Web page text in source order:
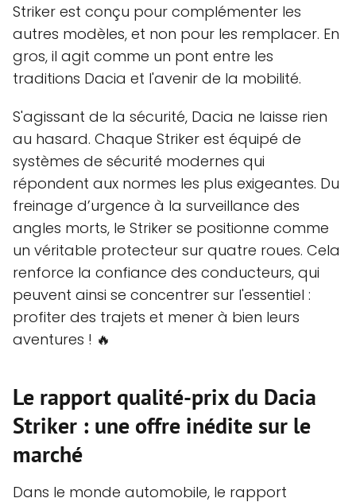
Striker est conçu pour complémenter les
autres modèles, et non pour les remplacer. En
gros, il agit comme un pont entre les
traditions Dacia et l'avenir de la mobilité.
S'agissant de la sécurité, Dacia ne laisse rien
au hasard. Chaque Striker est équipé de
systèmes de sécurité modernes qui
répondent aux normes les plus exigeantes. Du
freinage d’urgence à la surveillance des
angles morts, le Striker se positionne comme
un véritable protecteur sur quatre roues. Cela
renforce la confiance des conducteurs, qui
peuvent ainsi se concentrer sur l'essentiel :
profiter des trajets et mener à bien leurs
aventures ! 🔥
Le rapport qualité-prix du Dacia
Striker : une offre inédite sur le
marché
Dans le monde automobile, le rapport